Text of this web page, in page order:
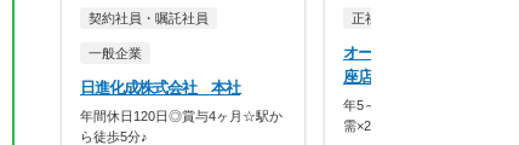
契約社員・嘱託社員
一般企業
日進化成株式会社 本社
年間休日120日◎賞与4ヶ月☆駅か
ら徒歩5分♪
正社員
オーケー株式会社 オー
座店薬局
年5～10店舗出店で成長中！
需×20枚体制で薬…